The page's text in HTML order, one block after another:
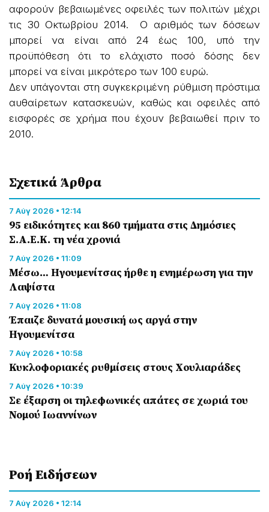
αφορούν βεβαιωμένες οφειλές των πολιτών μέχρι
τις 30 Οκτωβρίου 2014. Ο αριθμός των δόσεων
μπορεί να είναι από 24 έως 100, υπό την
προϋπόθεση ότι το ελάχιστο ποσό δόσης δεν
μπορεί να είναι μικρότερο των 100 ευρώ.
Δεν υπάγονται στη συγκεκριμένη ρύθμιση πρόστιμα
αυθαίρετων κατασκευών, καθώς και οφειλές από
εισφορές σε χρήμα που έχουν βεβαιωθεί πριν το
2010.
Σχετικά Άρθρα
7 Αύγ 2026 • 12:14
95 ειδικότητες και 860 τμήματα στις Δημόσιες
Σ.Α.Ε.Κ. τη νέα χρονιά
7 Αύγ 2026 • 11:09
Μέσω… Ηγουμενίτσας ήρθε η ενημέρωση για την
Λαψίστα
7 Αύγ 2026 • 11:08
Έπαιζε δυνατά μουσική ως αργά στην
Ηγουμενίτσα
7 Αύγ 2026 • 10:58
Κυκλοφοριακές ρυθμίσεις στους Χουλιαράδες
7 Αύγ 2026 • 10:39
Σε έξαρση οι τηλεφωνικές απάτες σε χωριά του
Νομού Ιωαννίνων
Ροή Eιδήσεων
7 Αύγ 2026 • 12:14